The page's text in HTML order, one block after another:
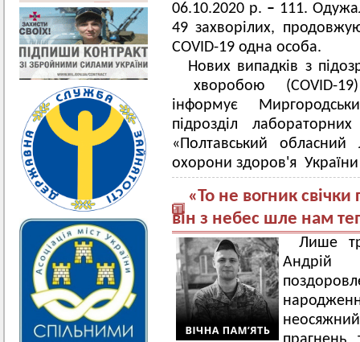
06.10.2020 р. – 111.
49 захворілих,
COVID-19 одна особа.
Нових випадків з
хворобою
інформує
підрозділ
«Полтавський обласний
охорони здоров'я
«То не вогник свічки
він з небес шле нам
Лише
Андрій